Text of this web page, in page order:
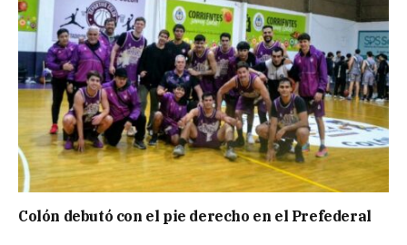
Colón debutó con el pie derecho en el Prefederal